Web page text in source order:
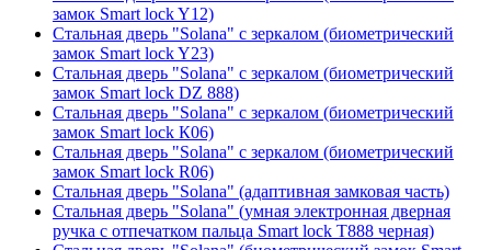
замок Smart lock Y12)
Стальная дверь "Solana" с зеркалом (биометрический
замок Smart lock Y23)
Стальная дверь "Solana" с зеркалом (биометрический
замок Smart lock DZ 888)
Стальная дверь "Solana" с зеркалом (биометрический
замок Smart lock К06)
Стальная дверь "Solana" с зеркалом (биометрический
замок Smart lock R06)
Стальная дверь "Solana" (адаптивная замковая часть)
Стальная дверь "Solana" (умная электронная дверная
ручка с отпечатком пальца Smart lock T888 черная)